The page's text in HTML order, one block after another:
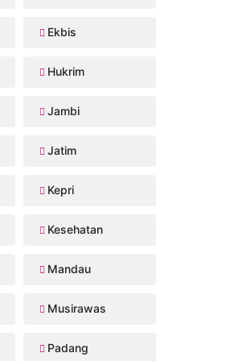
Ekbis
Hukrim
Jambi
Jatim
Kepri
Kesehatan
Mandau
Musirawas
Padang